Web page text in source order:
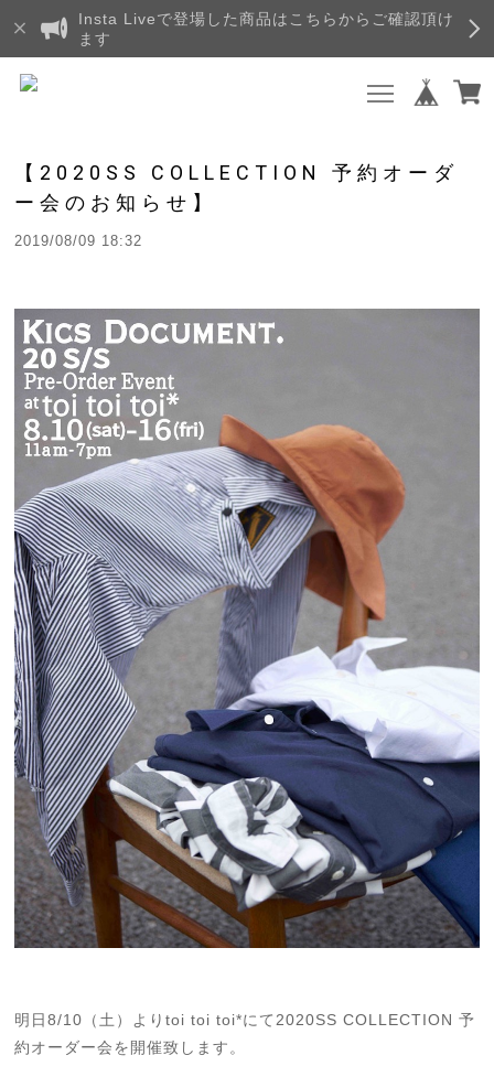
Insta Liveで登場した商品はこちらからご確認頂け
ます
【2020SS COLLECTION 予約オーダ
ー会のお知らせ】
2019/08/09 18:32
明日8/10（土）よりtoi toi toi*にて2020SS COLLECTION 予
約オーダー会を開催致します。